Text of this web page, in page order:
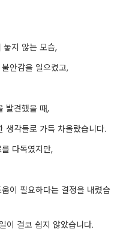
놓지 않는 모습,
안감을 일으켰고,
발견했을 때,
생각들로 가득 차올랐습니다.
다독였지만,
이 필요하다는 결정을 내렸습
이 결코 쉽지 않았습니다.